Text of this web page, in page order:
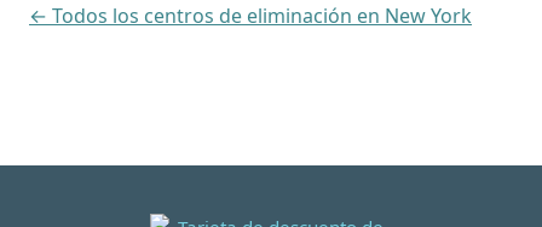
← Todos los centros de eliminación en New York